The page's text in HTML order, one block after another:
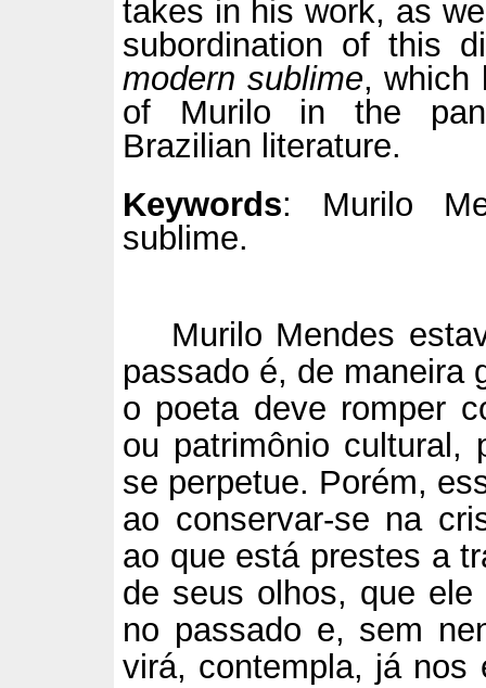
takes in his work, as
subordination of this
modern sublime, which
of Murilo in the
Brazilian literature.
Keywords: Murilo
sublime.
Murilo Mendes
passado é, de maneira
o poeta deve romper
ou patrimônio cultural,
se perpetue. Porém,
ao conservar-se na
ao que está prestes a
de seus olhos, que
no passado e, sem
virá, contempla, já nos